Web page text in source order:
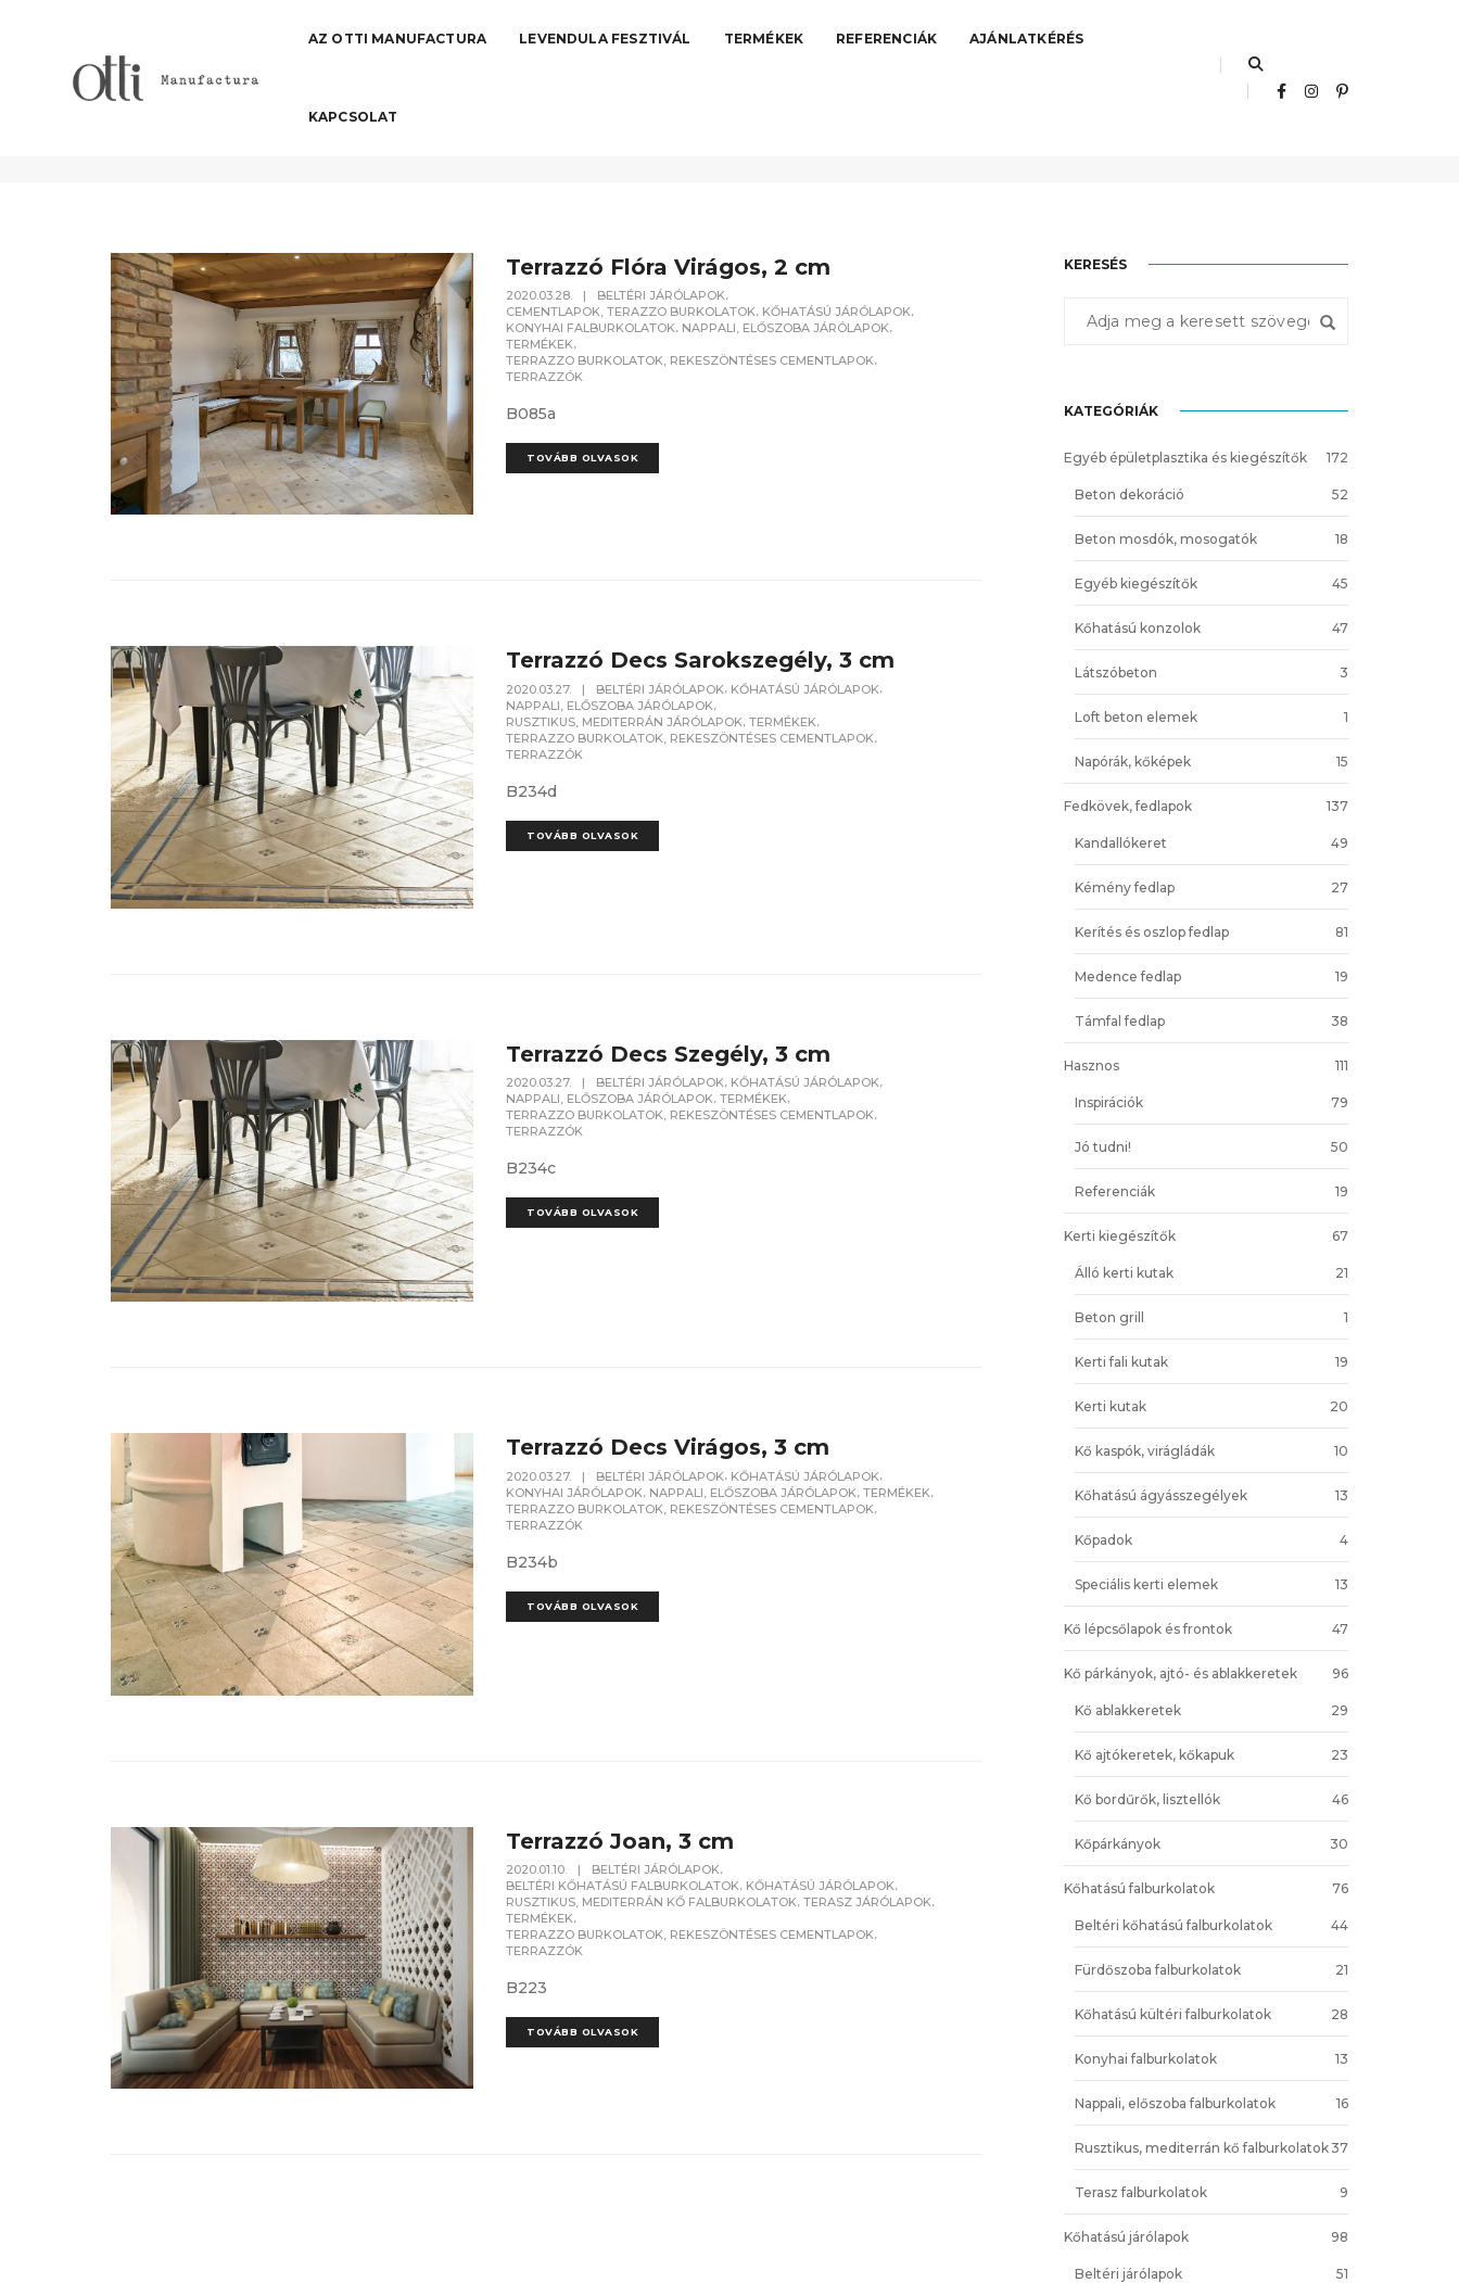
AZ OTTI MANUFACTURA LEVENDULA FESZTIVÁL TERMÉKEK REFERENCIÁK AJÁNLATKÉRÉS
KAPCSOLAT
Terrazzó Flóra Virágos, 2 cm
2020.03.28. | BELTÉRI JÁRÓLAPOK,
CEMENTLAPOK, TERAZZO BURKOLATOK, KŐHATÁSÚ JÁRÓLAPOK,
KONYHAI FALBURKOLATOK, NAPPALI, ELŐSZOBA JÁRÓLAPOK,
TERMÉKEK,
TERRAZZO BURKOLATOK, REKESZÖNTÉSES CEMENTLAPOK,
TERRAZZÓK
B085a
TOVÁBB OLVASOK
Terrazzó Decs Sarokszegély, 3 cm
2020.03.27. | BELTÉRI JÁRÓLAPOK, KŐHATÁSÚ JÁRÓLAPOK,
NAPPALI, ELŐSZOBA JÁRÓLAPOK
RUSZTIKUS, MEDITERRÁN JÁRÓLAPOK ,TERMÉKEK
TERRAZZO BURKOLATOK, REKESZÖNTÉSES CEMENTLAPOK
TERRAZZÓK
B234d
TOVÁBB OLVASOK
Terrazzó Decs Szegély, 3 cm
2020.03.27. | BELTÉRI JÁRÓLAPOK, KŐHATÁSÚ JÁRÓLAPOK,
NAPPALI, ELŐSZOBA JÁRÓLAPOK,TERMÉKEK,
TERRAZZO BURKOLATOK, REKESZÖNTÉSES CEMENTLAPOK,
TERRAZZÓK
B234c
TOVÁBB OLVASOK
Terrazzó Decs Virágos, 3 cm
2020.03.27. | BELTÉRI JÁRÓLAPOK, KŐHATÁSÚ JÁRÓLAPOK,
KONYHAI JÁRÓLAPOK NAPPALI, ELŐSZOBA JÁRÓLAPOK ,TERMÉKEK
TERRAZZO BURKOLATOK, REKESZÖNTÉSES CEMENTLAPOK
TERRAZZÓK
B234b
TOVÁBB OLVASOK
Terrazzó Joan, 3 cm
2020.01.10. | BELTÉRI JÁRÓLAPOK,
BELTÉRI KŐHATÁSÚ FALBURKOLATOK, KŐHATÁSÚ JÁRÓLAPOK,
RUSZTIKUS, MEDITERRÁN KŐ FALBURKOLATOK,TERASZ JÁRÓLAPOK,
TERMÉKEK,
TERRAZZO BURKOLATOK, REKESZÖNTÉSES CEMENTLAPOK,
TERRAZZÓK
B223
TOVÁBB OLVASOK
KERESÉS
KATEGÓRIÁK
Egyéb épületplasztika és kiegészítők 172
Beton dekoráció 52
Beton mosdók, mosogatók 18
Egyéb kiegészítők 45
Kőhatású konzolok 47
Látszóbeton 3
Loft beton elemek 1
Napórák, kőképek 15
Fedkövek, fedlapok 137
Kandallókeret 49
Kémény fedlap 27
Kerítés és oszlop fedlap 81
Medence fedlap 19
Támfal fedlap 38
Hasznos 111
Inspirációk 79
Jó tudni! 50
Referenciák 19
Kerti kiegészítők 67
Álló kerti kutak 21
Beton grill 1
Kerti fali kutak 19
Kerti kutak 20
Kő kaspók, virágládák 10
Kőhatású ágyásszegélyek 13
Kőpadok 4
Speciális kerti elemek 13
Kő lépcsőlapok és frontok 47
Kő párkányok, ajtó- és ablakkeretek 96
Kő ablakkeretek 29
Kő ajtókeretek, kőkapuk 23
Kő bordűrők, lisztellók 46
Kőpárkányok 30
Kőhatású falburkolatok 76
Beltéri kőhatású falburkolatok 44
Fürdőszoba falburkolatok 21
Kőhatású kültéri falburkolatok 28
Konyhai falburkolatok 13
Nappali, előszoba falburkolatok 16
Rusztikus, mediterrán kő falburkolatok37
Terasz falburkolatok 9
Kőhatású járólapok 98
Beltéri járólapok 51